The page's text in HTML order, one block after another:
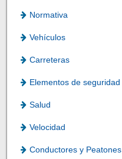
Normativa
Vehículos
Carreteras
Elementos de seguridad
Salud
Velocidad
Conductores y Peatones